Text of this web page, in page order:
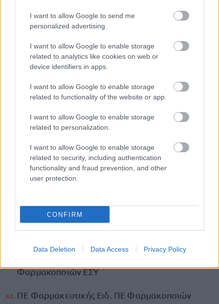
I want to allow Google to send me
personalized advertising.
I want to allow Google to enable storage
related to analytics like cookies on web or
device identifiers in apps.
I want to allow Google to enable storage
related to functionality of the website or app.
I want to allow Google to enable storage
related to personalization.
I want to allow Google to enable storage
related to security, including authentication
functionality and fraud prevention, and other
user protection.
CONFIRM
Data Deletion Data Access Privacy Policy
ΠΕ Πληροφορικής Ειδ. ΠΕ Πληροφορικής
(Hardware)
ΠΕ Πληροφορικής Ειδ. ΠΕ Πληροφορικής
(Software)
ΠΕ Πληροφορικής Ειδ. ΠΕ Πληροφορικής
(Software-Hardware)
ΠΕ Στατιστικών Ειδ. ΠΕ Στατιστικών
ΠΕ Συντηρητών Αρχαιοτήτων Και Έργων Τέχνης
Ειδ. ΠΕ Συντηρητών Αρχαιοτήτων Και Έργων
Τέχνης
Σωφρονιστικού Ανηλίκων
Φαρμακοποιών ΕΣΥ
ΠΕ Φαρμακευτικής Ειδ. ΠΕ Φαρμακοποιών